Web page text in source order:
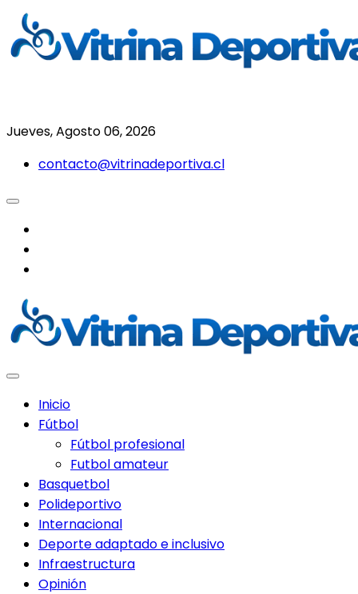
Saltar
al
contenido
Jueves, Agosto 06, 2026
contacto@vitrinadeportiva.cl
Inicio
Fútbol
Fútbol profesional
Futbol amateur
Basquetbol
Polideportivo
Internacional
Deporte adaptado e inclusivo
Infraestructura
Opinión